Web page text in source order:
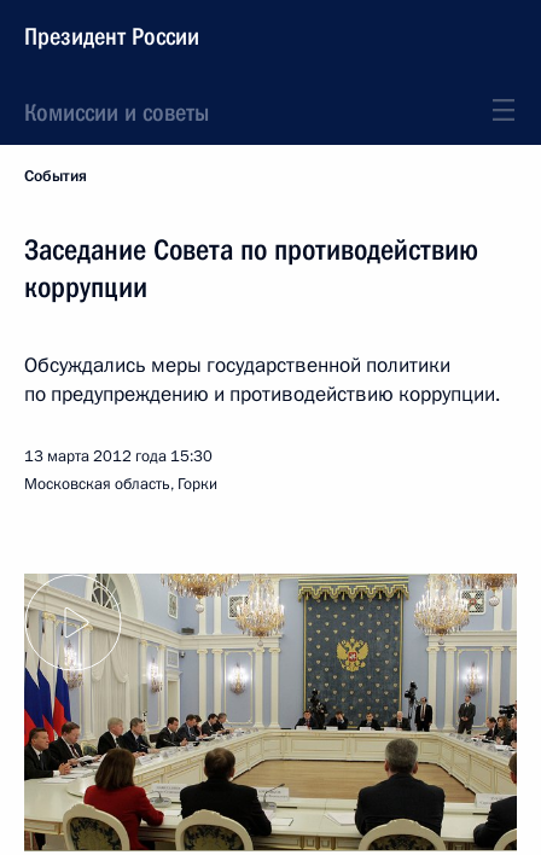
Президент России
Комиссии и советы
События
Заседание Совета по противодействию
коррупции
Обсуждались меры государственной политики
по предупреждению и противодействию коррупции.
13 марта 2012 года 15:30
Московская область, Горки